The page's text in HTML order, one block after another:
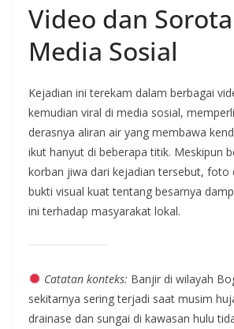
Video dan
Media Sosial
Kejadian ini terekam dalam berbagai
kemudian viral di media sosial,
derasnya aliran air yang membawa
ikut hanyut di beberapa titik. Meskipun
korban jiwa dari kejadian tersebut, foto
bukti visual kuat tentang besarnya
ini terhadap masyarakat lokal.
Catatan konteks: Banjir di wilayah
sekitarnya sering terjadi saat musim
drainase dan sungai di kawasan hulu